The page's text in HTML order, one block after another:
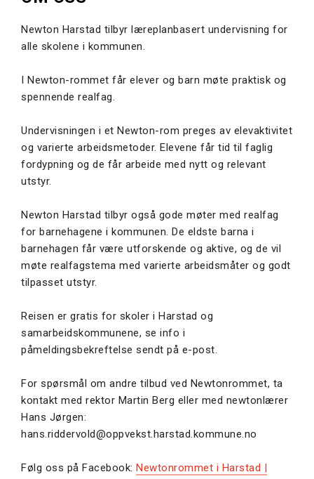
Newton Harstad tilbyr læreplanbasert undervisning for
alle skolene i kommunen.
I Newton-rommet får elever og barn møte praktisk og
spennende realfag.
Undervisningen i et Newton-rom preges av elevaktivitet
og varierte arbeidsmetoder. Elevene får tid til faglig
fordypning og de får arbeide med nytt og relevant
utstyr.
Newton Harstad tilbyr også gode møter med realfag
for barnehagene i kommunen. De eldste barna i
barnehagen får være utforskende og aktive, og de vil
møte realfagstema med varierte arbeidsmåter og godt
tilpasset utstyr.
Reisen er gratis for skoler i Harstad og
samarbeidskommunene, se info i
påmeldingsbekreftelse sendt på e-post.
For spørsmål om andre tilbud ved Newtonrommet, ta
kontakt med rektor Martin Berg eller med newtonlærer
Hans Jørgen:
hans.riddervold@oppvekst.harstad.kommune.no
Følg oss på Facebook: Newtonrommet i Harstad |